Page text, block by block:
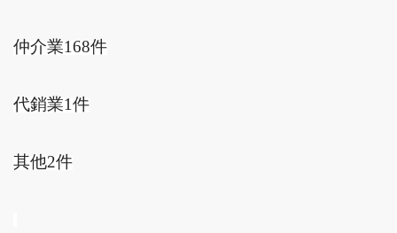
仲介業168件
代銷業1件
其他2件